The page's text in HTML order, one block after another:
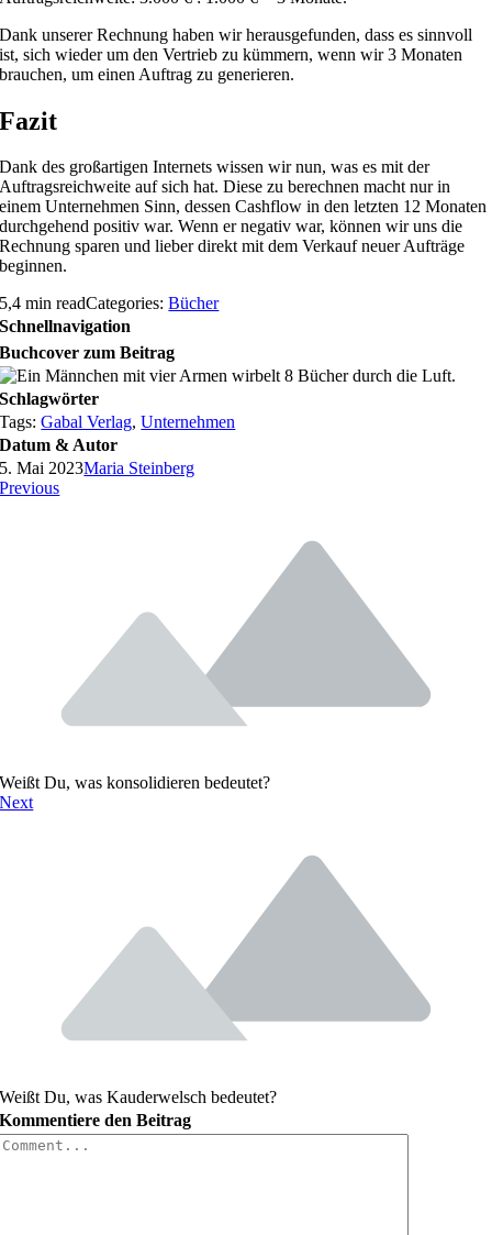
Dank unserer Rechnung haben wir herausgefunden, dass es sinnvoll
ist, sich wieder um den Vertrieb zu kümmern, wenn wir 3 Monaten
brauchen, um einen Auftrag zu generieren.
Fazit
Dank des großartigen Internets wissen wir nun, was es mit der
Auftragsreichweite auf sich hat. Diese zu berechnen macht nur in
einem Unternehmen Sinn, dessen Cashflow in den letzten 12 Monaten
durchgehend positiv war. Wenn er negativ war, können wir uns die
Rechnung sparen und lieber direkt mit dem Verkauf neuer Aufträge
beginnen.
5,4 min readCategories:Bücher
Schnellnavigation
Buchcover zum Beitrag
Schlagwörter
Tags:Gabal Verlag,Unternehmen
Datum & Autor
5. Mai 2023Maria Steinberg
Previous
Weißt Du, was konsolidieren bedeutet?
Next
Weißt Du, was Kauderwelsch bedeutet?
Kommentiere den Beitrag